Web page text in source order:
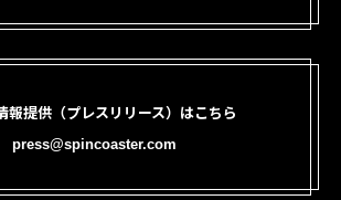
報提供（プレスリリース）はこちら
press@spincoaster.com